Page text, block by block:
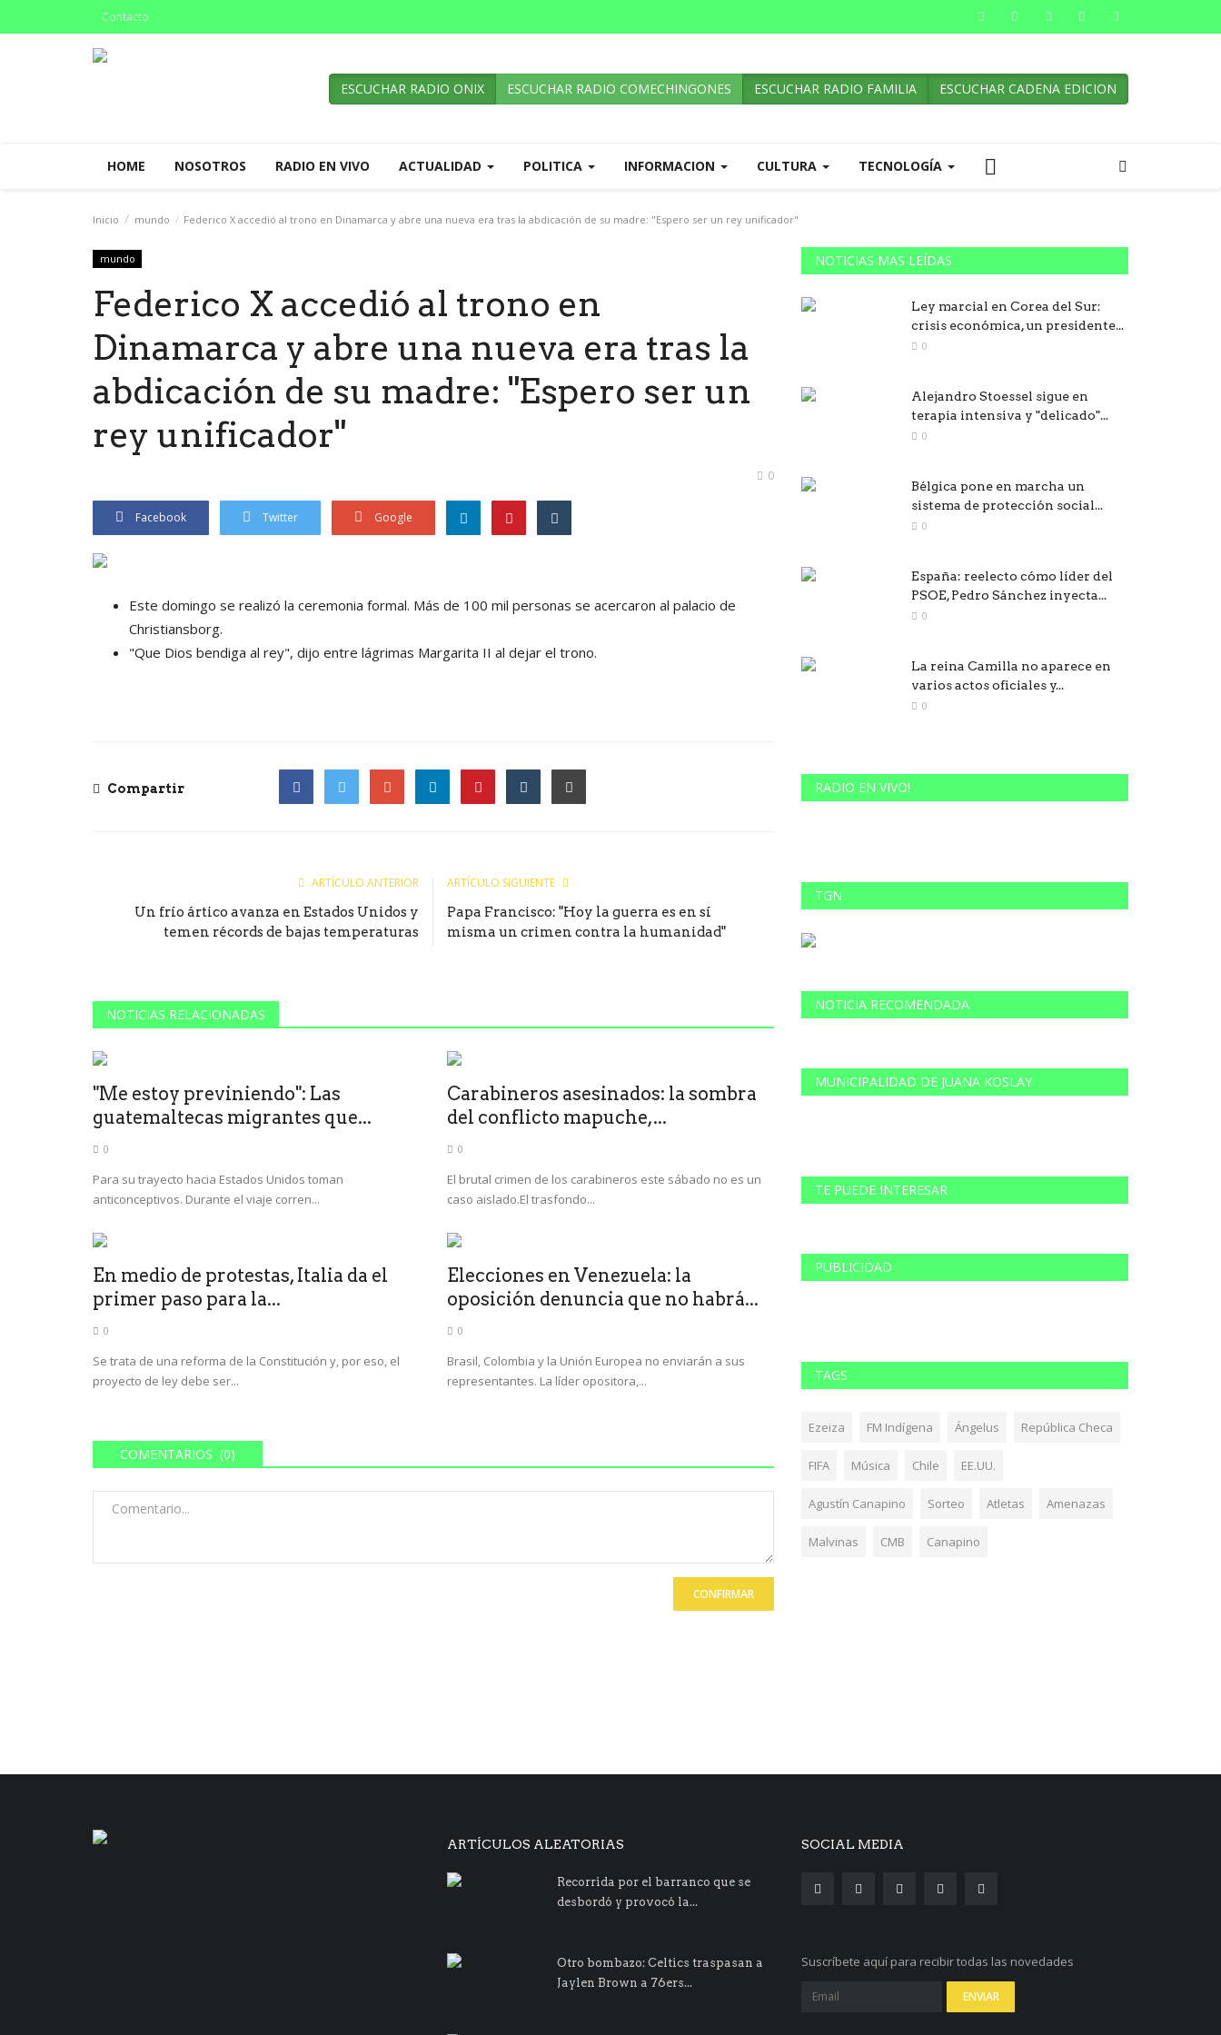
Contacto
ESCUCHAR RADIO ONIX ESCUCHAR RADIO COMECHINGONES ESCUCHAR RADIO FAMILIA ESCUCHAR CADENA EDICION
HOME NOSOTROS RADIO EN VIVO ACTUALIDAD POLITICA INFORMACION CULTURA TECNOLOGÍA
Inicio mundo Federico X accedió al trono en Dinamarca y abre una nueva era tras la abdicación de su madre: "Espero ser un rey unificador"
mundo
Federico X accedió al trono en
Dinamarca y abre una nueva era tras la
abdicación de su madre: "Espero ser un
rey unificador"
0
Facebook Twitter Google
Este domingo se realizó la ceremonia formal. Más de 100 mil personas se acercaron al palacio de
Christiansborg.
"Que Dios bendiga al rey", dijo entre lágrimas Margarita II al dejar el trono.
Compartir
ARTÍCULO ANTERIOR
Un frío ártico avanza en Estados Unidos y
temen récords de bajas temperaturas
ARTÍCULO SIGUIENTE
Papa Francisco: "Hoy la guerra es en sí
misma un crimen contra la humanidad"
NOTICIAS RELACIONADAS
"Me estoy previniendo": Las
guatemaltecas migrantes que...
0
Para su trayecto hacia Estados Unidos toman
anticonceptivos. Durante el viaje corren...
Carabineros asesinados: la sombra
del conflicto mapuche,...
0
El brutal crimen de los carabineros este sábado no es un
caso aislado.El trasfondo...
En medio de protestas, Italia da el
primer paso para la...
0
Se trata de una reforma de la Constitución y, por eso, el
proyecto de ley debe ser...
Elecciones en Venezuela: la
oposición denuncia que no habrá...
0
Brasil, Colombia y la Unión Europea no enviarán a sus
representantes. La líder opositora,...
COMENTARIOS (0)
CONFIRMAR
NOTICIAS MAS LEÍDAS
Ley marcial en Corea del Sur:
crisis económica, un presidente...
0
Alejandro Stoessel sigue en
terapia intensiva y "delicado"...
0
Bélgica pone en marcha un
sistema de protección social...
0
España: reelecto cómo líder del
PSOE, Pedro Sánchez inyecta...
0
La reina Camilla no aparece en
varios actos oficiales y...
0
RADIO EN VIVO!
TGN
NOTICIA RECOMENDADA
MUNICIPALIDAD DE JUANA KOSLAY
TE PUEDE INTERESAR
PUBLICIDAD
TAGS
Ezeiza FM Indígena Ángelus República Checa
FIFA Música Chile EE.UU.
Agustín Canapino Sorteo Atletas Amenazas
Malvinas CMB Canapino
ARTÍCULOS ALEATORIAS
Recorrida por el barranco que se
desbordó y provocó la...
Otro bombazo: Celtics traspasan a
Jaylen Brown a 76ers...
SOCIAL MEDIA
Suscríbete aquí para recibir todas las novedades